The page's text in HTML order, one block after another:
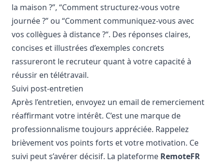
la maison ?”, “Comment structurez-vous votre
journée ?” ou “Comment communiquez-vous avec
vos collègues à distance ?“. Des réponses claires,
concises et illustrées d’exemples concrets
rassureront le recruteur quant à votre capacité à
réussir en télétravail.
Suivi post-entretien
Après l’entretien, envoyez un email de remerciement
réaffirmant votre intérêt. C’est une marque de
professionnalisme toujours appréciée. Rappelez
brièvement vos points forts et votre motivation. Ce
suivi peut s’avérer décisif. La plateforme RemoteFR